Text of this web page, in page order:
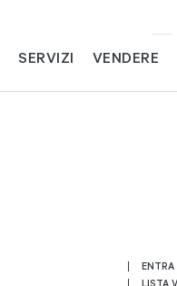
SERVIZI VENDERE
ENTRA